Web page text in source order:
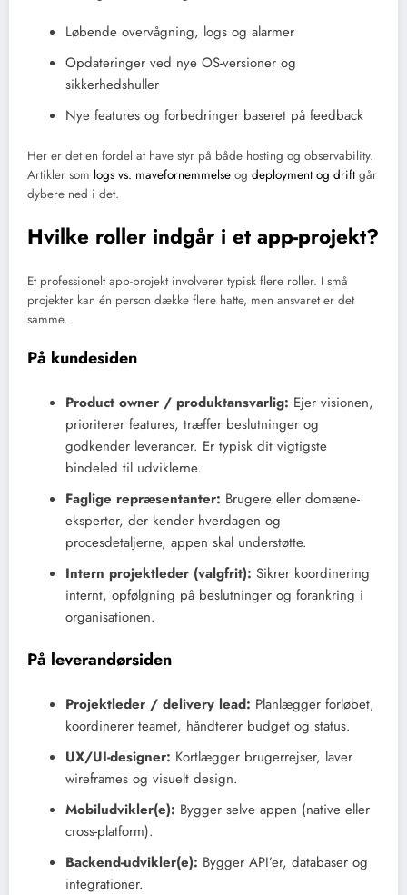
Løbende overvågning, logs og alarmer
Opdateringer ved nye OS-versioner og
sikkerhedshuller
Nye features og forbedringer baseret på feedback
Her er det en fordel at have styr på både hosting og observability.
Artikler som logs vs. mavefornemmelse og deployment og driftgår
dybere ned i det.
Hvilke roller indgår i et app-projekt?
Et professionelt app-projekt involverer typisk flere roller. I små
projekter kan én person dække flere hatte, men ansvaret er det
samme.
På kundesiden
Product owner / produktansvarlig: Ejer visionen,
prioriterer features, træffer beslutninger og
godkender leverancer. Er typisk dit vigtigste
bindeled til udviklerne.
Faglige repræsentanter: Brugere eller domæne-
eksperter, der kender hverdagen og
procesdetaljerne, appen skal understøtte.
Intern projektleder (valgfrit): Sikrer koordinering
internt, opfølgning på beslutninger og forankring i
organisationen.
På leverandørsiden
Projektleder / delivery lead: Planlægger forløbet,
koordinerer teamet, håndterer budget og status.
UX/UI-designer: Kortlægger brugerrejser, laver
wireframes og visuelt design.
Mobiludvikler(e): Bygger selve appen (native eller
cross-platform).
Backend-udvikler(e): Bygger API’er, databaser og
integrationer.